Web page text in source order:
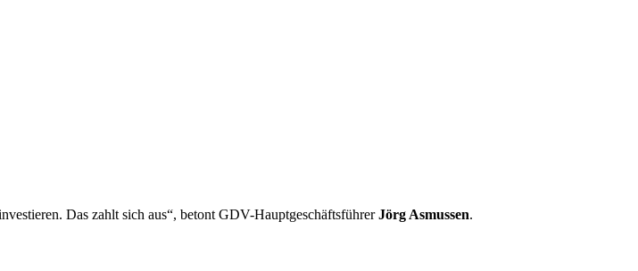
Das zahlt sich aus“, betont GDV-HauptgeschäftsführerJörg Asmussen.